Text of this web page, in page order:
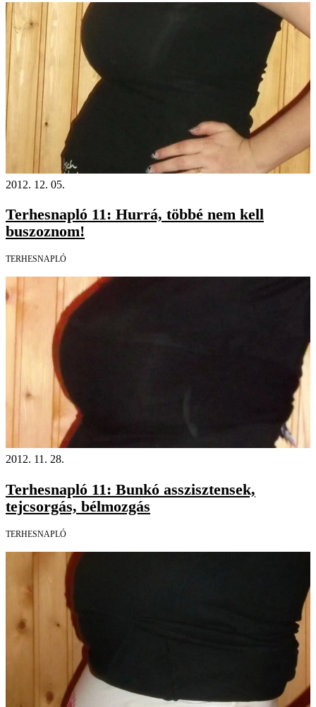
2012. 12. 05.
Terhesnapló 11: Hurrá, többé nem kell
buszoznom!
TERHESNAPLÓ
2012. 11. 28.
Terhesnapló 11: Bunkó asszisztensek,
tejcsorgás, bélmozgás
TERHESNAPLÓ